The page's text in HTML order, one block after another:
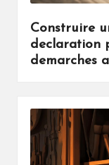
Construire
declaration
demarches